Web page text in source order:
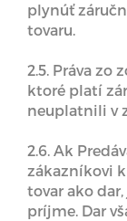
plynúť
tovaru.
2.5. Práva zo
ktoré platí
neuplatnili v
2.6. Ak
zákazníkovi
tovar ako
príjme. Dar